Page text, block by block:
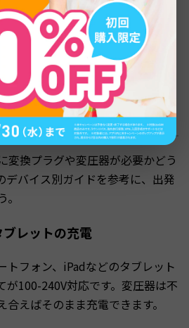
度です。変換プラグと充電器を
なるため、荷物の軽量化にもつ
ムでの充電対応まとめ
変換プラグや変圧器が必要かどう
デバイス別ガイドを参考に、出発
レットの充電
フォン、iPadなどのタブレット
が100-240V対応です。変圧器は不
えばそのまま充電できます。